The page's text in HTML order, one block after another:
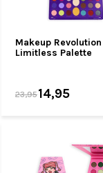
Makeup
Limitless Palette
23,9514,95